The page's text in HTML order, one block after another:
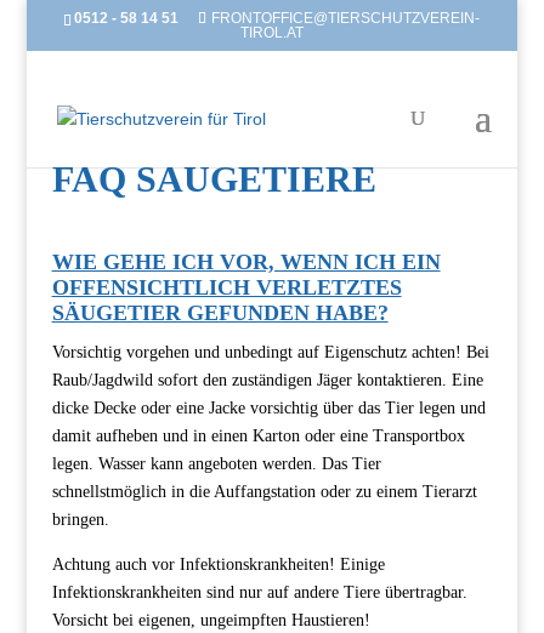
0512 - 58 14 51
FRONTOFFICE@TIERSCHUTZVEREIN-
TIROL.AT
FAQ SÄUGETIERE
WIE GEHE ICH VOR, WENN ICH EIN
OFFENSICHTLICH VERLETZTES
SÄUGETIER GEFUNDEN HABE?
Vorsichtig vorgehen und unbedingt auf Eigenschutz achten! Bei
Raub/Jagdwild sofort den zuständigen Jäger kontaktieren. Eine
dicke Decke oder eine Jacke vorsichtig über das Tier legen und
damit aufheben und in einen Karton oder eine Transportbox
legen. Wasser kann angeboten werden. Das Tier
schnellstmöglich in die Auffangstation oder zu einem Tierarzt
bringen.
Achtung auch vor Infektionskrankheiten! Einige
Infektionskrankheiten sind nur auf andere Tiere übertragbar.
Vorsicht bei eigenen, ungeimpften Haustieren!